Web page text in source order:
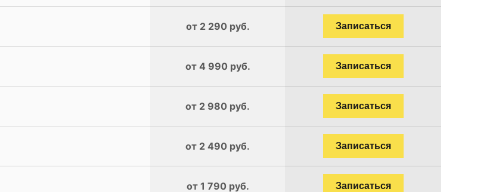
от 2 290 руб. Записаться
от 4 990 руб. Записаться
от 2 980 руб. Записаться
от 2 490 руб. Записаться
от 1 790 руб. Записаться